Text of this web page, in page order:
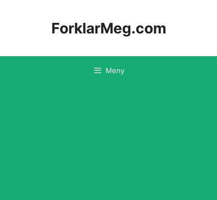
ForklarMeg.com
Meny